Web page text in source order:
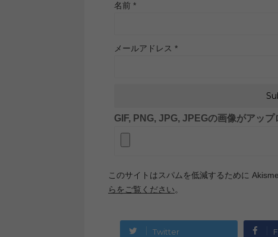
名前 *
メールアドレス *
GIF, PNG, JPG, JPEGの画像がアッ
このサイトはスパムを低減するために
らをご覧ください。
Twitter